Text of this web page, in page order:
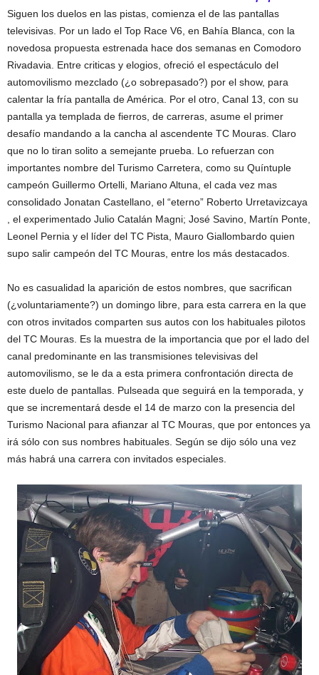
Siguen los duelos en las pistas, comienza el de las pantallas
televisivas. Por un lado el Top Race V6, en Bahía Blanca, con la
novedosa propuesta estrenada hace dos semanas en Comodoro
Rivadavia. Entre criticas y elogios, ofreció el espectáculo del
automovilismo mezclado (¿o sobrepasado?) por el show, para
calentar la fría pantalla de América. Por el otro, Canal 13, con su
pantalla ya templada de fierros, de carreras, asume el primer
desafío mandando a la cancha al ascendente TC Mouras. Claro
que no lo tiran solito a semejante prueba. Lo refuerzan con
importantes nombre del Turismo Carretera, como su Quíntuple
campeón Guillermo Ortelli, Mariano Altuna, el cada vez mas
consolidado Jonatan Castellano, el “eterno” Roberto Urretavizcaya
, el experimentado Julio Catalán Magni; José Savino, Martín Ponte,
Leonel Pernia y el líder del TC Pista, Mauro Giallombardo quien
supo salir campeón del TC Mouras, entre los más destacados.
No es casualidad la aparición de estos nombres, que sacrifican
(¿voluntariamente?) un domingo libre, para esta carrera en la que
con otros invitados comparten sus autos con los habituales pilotos
del TC Mouras. Es la muestra de la importancia que por el lado del
canal predominante en las transmisiones televisivas del
automovilismo, se le da a esta primera confrontación directa de
este duelo de pantallas. Pulseada que seguirá en la temporada, y
que se incrementará desde el 14 de marzo con la presencia del
Turismo Nacional para afianzar al TC Mouras, que por entonces ya
irá sólo con sus nombres habituales. Según se dijo sólo una vez
más habrá una carrera con invitados especiales.